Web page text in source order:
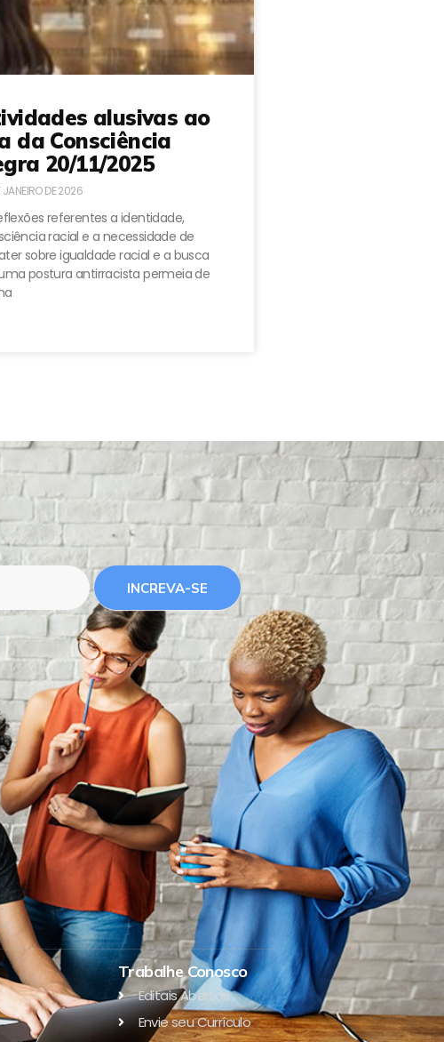
alusivas ao
da Consciência
20/11/2025
JANEIRO DE 2026
referentes a identidade,
racial e a necessidade de
sobre igualdade racial e a busca
postura antirracista permeia de
INCREVA-SE
Trabalhe Conosco
Editais Abertos
Envie seu Currículo